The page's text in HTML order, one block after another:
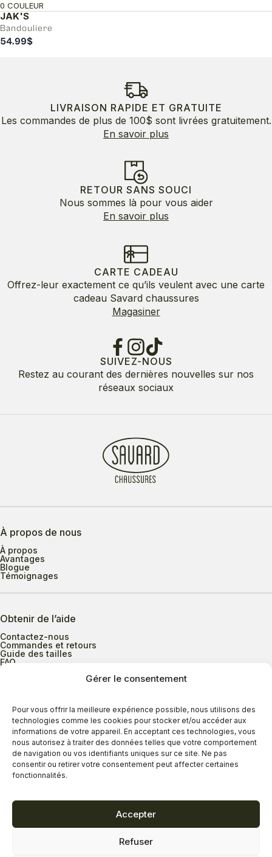
Gérer le consentement
Pour vous offrir la meilleure expérience possible, nous utilisons des
technologies comme les cookies pour stocker et/ou accéder aux
informations de votre appareil. En acceptant ces technologies, vous
nous autorisez à traiter des données telles que votre comportement
de navigation ou vos identifiants uniques sur ce site. Ne pas
consentir ou retirer votre consentement peut affecter certaines
fonctionnalités.
Accepter
Refuser
JAK'S
Bandouliere
0 COULEUR
54.99$
LIVRAISON RAPIDE ET GRATUITE
Les commandes de plus de 100$ sont livrées gratuitement.
En savoir plus
RETOUR SANS SOUCI
Nous sommes là pour vous aider
En savoir plus
CARTE CADEAU
Offrez-leur exactement ce qu’ils veulent avec une carte
cadeau Savard chaussures
Magasiner
SUIVEZ-NOUS
Restez au courant des dernières nouvelles sur nos
réseaux sociaux
À propos de nous
À propos
Avantages
Blogue
Témoignages
Obtenir de l’aide
Contactez-nous
Commandes et retours
Guide des tailles
FAQ
Heures d’ouverture
Lundi au mercredi
9h00 à 17h30
Jeudi
9h00 à 20h00
Vendredi
9h00 à 18h00
Dimanche
11h00 à 16h30